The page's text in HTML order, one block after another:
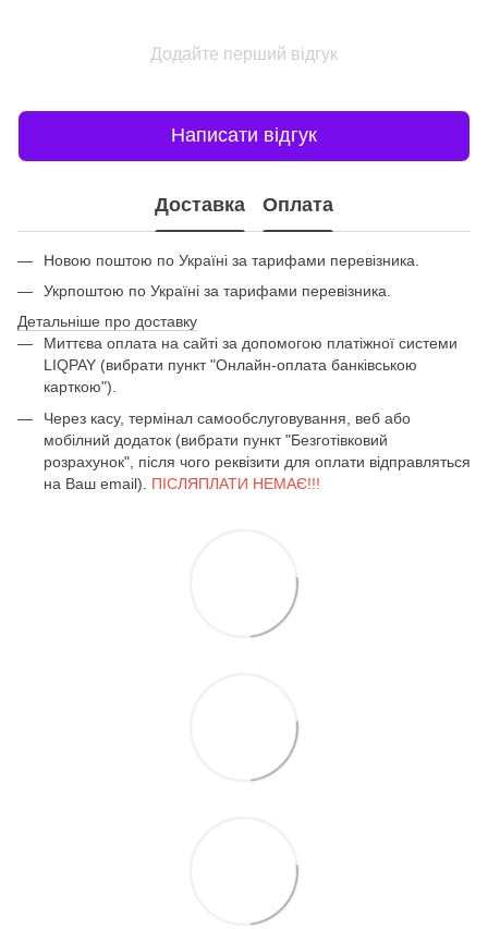
Додайте перший відгук
Написати відгук
Доставка Оплата
Новою поштою по Україні за тарифами перевізника.
Укрпоштою по Україні за тарифами перевізника.
Детальніше про доставку
Миттєва оплата на сайті за допомогою платіжної системи
LIQPAY (вибрати пункт "Онлайн-оплата банківською
карткою").
Через касу, термінал самообслуговування, веб або
мобілний додаток (вибрати пункт "Безготівковий
розрахунок", після чого реквізити для оплати відправляться
на Ваш email). ПІСЛЯПЛАТИ НЕМАЄ!!!